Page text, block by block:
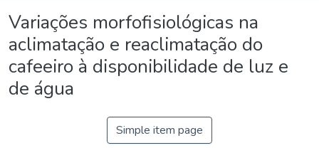
Variações morfofisiológicas na
aclimatação e reaclimatação do
cafeeiro à disponibilidade de luz e
de água
Simple item page